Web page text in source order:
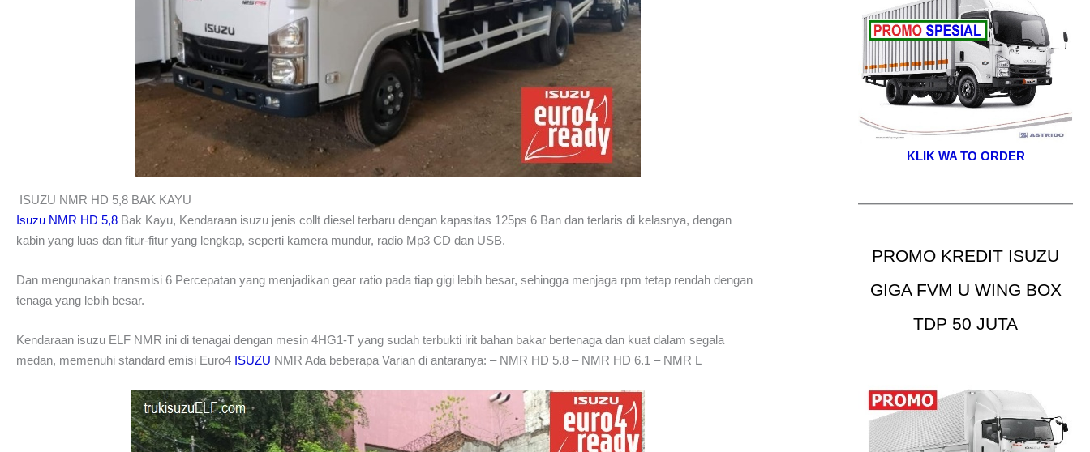
ISUZU NMR HD 5,8 BAK KAYU
Isuzu NMR HD 5,8 Bak Kayu, Kendaraan isuzu jenis collt diesel terbaru dengan kapasitas 125ps 6 Ban dan terlaris di kelasnya, dengan
kabin yang luas dan fitur-fitur yang lengkap, seperti kamera mundur, radio Mp3 CD dan USB.
Dan mengunakan transmisi 6 Percepatan yang menjadikan gear ratio pada tiap gigi lebih besar, sehingga menjaga rpm tetap rendah dengan
tenaga yang lebih besar.
Kendaraan isuzu ELF NMR ini di tenagai dengan mesin 4HG1-T yang sudah terbukti irit bahan bakar bertenaga dan kuat dalam segala
medan, memenuhi standard emisi Euro4 ISUZU NMR Ada beberapa Varian di antaranya: – NMR HD 5.8 – NMR HD 6.1 – NMR L
KLIK WA TO ORDER
PROMO KREDIT ISUZU
GIGA FVM U WING BOX
TDP 50 JUTA